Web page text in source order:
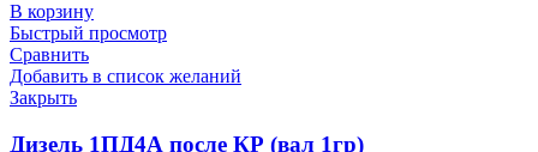
В корзину
Быстрый просмотр
Сравнить
Добавить в список желаний
Закрыть
Дизель 1ПД4А после КР (вал 1гр)